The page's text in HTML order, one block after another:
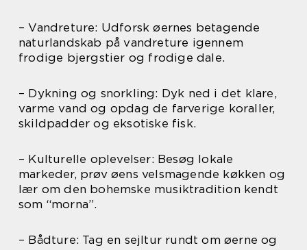
– Vandreture: Udforsk øernes betagende
naturlandskab på vandreture igennem
frodige bjergstier og frodige dale.
– Dykning og snorkling: Dyk ned i det klare,
varme vand og opdag de farverige koraller,
skildpadder og eksotiske fisk.
– Kulturelle oplevelser: Besøg lokale
markeder, prøv øens velsmagende køkken og
lær om den bohemske musiktradition kendt
som “morna”.
– Bådture: Tag en sejltur rundt om øerne og